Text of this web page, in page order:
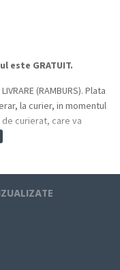
este GRATUIT.
(RAMBURS). Plata
la curier, in momentul
curierat, care va
in care comanda a fost
ne angajam sa